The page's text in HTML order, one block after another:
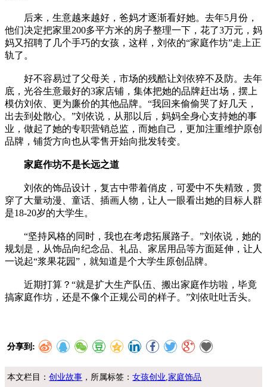
后来，生意越来越好，爸妈才逐渐看好她。去年5月份，
他们决定把家里200多平方米的房子整理一下，花了3万元，妈
妈又招聘了几个手巧的女孩，这样，刘依的“家庭作坊”走上正
轨了。
好不容易过了父母关，市场的残酷让刘依猝不及防。去年
底，光谷生意最好的3家店铺，集体把她的品牌赶出场，摆上
模仿刘依、更为廉价的其他品牌。“我回来偷偷哭了好几天，
出去到处散心。”刘依说，从那以后，妈妈全身心支持她的事
业，做起了她的专职营销总监，而她自己，更加注重维护原创
品牌，铺货方向也从零售开始向批发转变。
家庭作坊不是长远之道
刘依的饰品设计，复古中带着俏皮，可爱中不失精致，贯
穿了大量动漫、童话、插画人物，让人一眼看出她的目标人群
是18-20岁的大学生。
“坚持风格的同时，我也在考虑拓展路子。”刘依说，她的
规划是，从饰品向纪念品、礼品、家居用品等方面延伸，让人
一说起“浆果花园”，就知道是个大学生原创品牌。
近期打算？“就是扩大生产队伍、搬出家庭作坊啦，毕竟
搞家庭作坊，还是不像个正规公司的样子。”刘依吐吐舌头。
分享到:
本文栏目：创业故事 ，所属标签：女孩创业 ,家庭饰品